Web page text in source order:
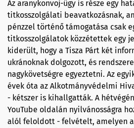
Az aranykonvoj-ügy is része egy
titkosszolgálati beavatkozásnak,
pénzzel történő támogatása csak
titkosszolgálatok közzétettek egy
kiderült, hogy a Tisza Párt két
ukránoknak dolgozott, és
nagykövetségre egyeztetni. Az
évek óta az Alkotmányvédelmi
- kétszer is kihallgatták. A
YouTube oldalán nyilvánosságra
alól feloldott - felvételt, amelyen a